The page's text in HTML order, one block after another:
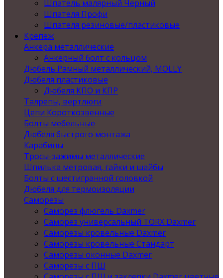
Шпатель малярный Черный
Шпателя Профи
Шпателя резиновые/пластиковые
Крепеж
Анкера металлические
Анкерный болт с кольцом
Дюбель Рамный металлический, MOLLY
Дюбеля пластиковые
Дюбеля КПО и КПР
Талрепы, вертлюги
Цепи Короткозвенные
Болты мебельные
Дюбеля быстрого монтажа
Карабины
Тросы-зажимы металлические
Шпилька метровая, гайки и шайбы
Болты с шестигранной головкой
Дюбеля для термоизоляции
Саморезы
Саморез флюгель Daxmer
Саморез универсальный TORX Daxmer
Саморезы кровельные Daxmer
Саморезы кровельные Стандарт
Саморезы оконные Daxmer
Саморезы с ПШ